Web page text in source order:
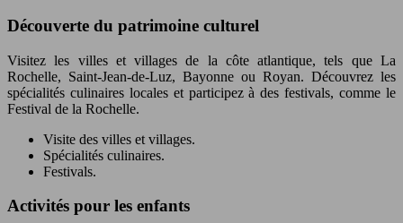
Découverte du patrimoine culturel
Visitez les villes et villages de la côte atlantique, tels que La
Rochelle, Saint-Jean-de-Luz, Bayonne ou Royan. Découvrez les
spécialités culinaires locales et participez à des festivals, comme le
Festival de la Rochelle.
Visite des villes et villages.
Spécialités culinaires.
Festivals.
Activités pour les enfants